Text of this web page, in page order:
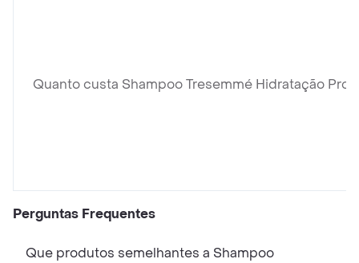
Quanto custa Shampoo Tresemmé Hidratação
Perguntas Frequentes
Que produtos semelhantes a Shampoo